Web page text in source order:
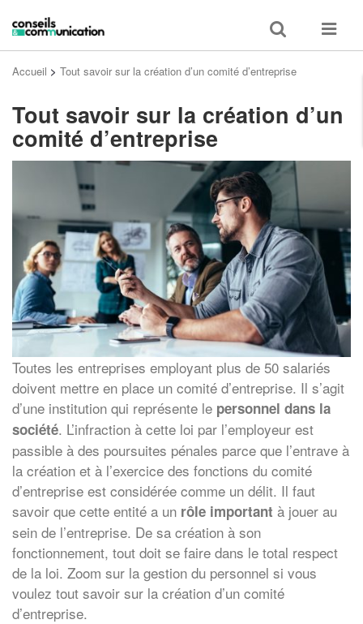
Toggle
search
Toggle
Accueil > Tout savoir sur la création d’un comité d’entreprise
Tout savoir sur la création d’un
comité d’entreprise
Toutes les entreprises employant plus de 50 salariés
doivent mettre en place un comité d’entreprise. Il s’agit
d’une institution qui représente le personnel dans la
société. L’infraction à cette loi par l’employeur est
passible à des poursuites pénales parce que l’entrave à
la création et à l’exercice des fonctions du comité
d’entreprise est considérée comme un délit. Il faut
savoir que cette entité a un rôle important à jouer au
sein de l’entreprise. De sa création à son
fonctionnement, tout doit se faire dans le total respect
de la loi. Zoom sur la gestion du personnel si vous
voulez tout savoir sur la création d’un comité
d’entreprise.